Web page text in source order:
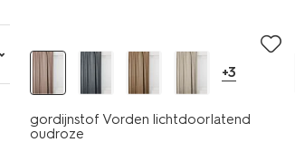
+3
gordijnstof Vorden lichtdoorlatend
oudroze